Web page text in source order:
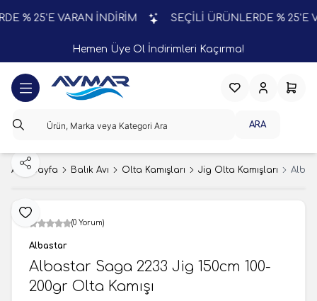
% 25'E VARAN İNDİRİM SEÇİLİ ÜRÜNLERDE % 25'E
Hemen Üye Ol İndirimleri Kaçırma!
ARA
FavorilerimHesabım
Ana Sayfa Balık Avı Olta Kamışları Jig Olta Kamışları
Favoriye Ekle
Paylaş
(0 Yorum)
Albastar
Albastar Saga 2233 Jig 150cm 100-
200gr Olta Kamışı